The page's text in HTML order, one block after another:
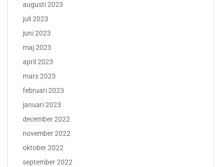
augusti 2023
juli 2023
juni 2023
maj 2023
april 2023
mars 2023
februari 2023
januari 2023
december 2022
november 2022
oktober 2022
september 2022